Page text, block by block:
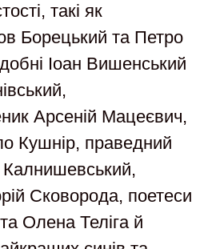
такі як
Борецький та Петро
Іоан Вишенський
Арсеній Мацеєвич,
Кушнір, праведний
Калнишевський,
Сковорода, поетеси
Олена Теліга й